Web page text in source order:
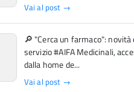
Vai al post →
🔎 "Cerca un farmaco": novità
servizio #AIFA Medicinali,
dalla home de...
Vai al post →